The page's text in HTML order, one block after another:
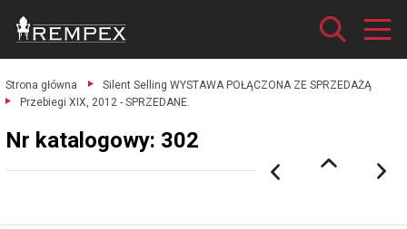
Strona główna
Silent Selling WYSTAWA POŁĄCZONA ZE SPRZEDAŻĄ
Przebiegi XIX, 2012 - SPRZEDANE.
Nr katalogowy: 302